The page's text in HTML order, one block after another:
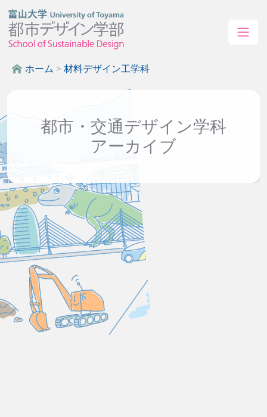
ホーム > 材料デザイン工学科
都市・交通デザイン学科
アーカイブ